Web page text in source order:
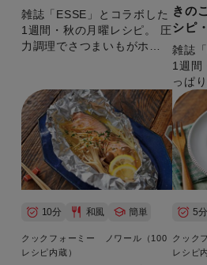
雑誌「ESSE」とコラボした
1週間・秋の月曜レシピ。 圧
力調理でさつまいもがホク
分】
きの
シピ
雑誌
1週間
っぱ
10分 和風 簡単
クックフォーミー ノワール（100
レシピ内蔵）
5分
クック
レシピ